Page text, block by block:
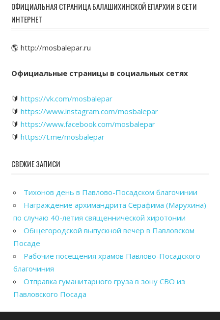
ОФИЦИАЛЬНАЯ СТРАНИЦА БАЛАШИХИНСКОЙ ЕПАРХИИ В СЕТИ
ИНТЕРНЕТ
🌎 http://mosbalepar.ru
Официальные страницы в социальных сетях
🔰 https://vk.com/mosbalepar
🔰 https://www.instagram.com/mosbalepar
🔰 https://www.facebook.com/mosbalepar
🔰 https://t.me/mosbalepar
СВЕЖИЕ ЗАПИСИ
Тихонов день в Павлово-Посадском благочинии
Награждение архимандрита Серафима (Марухина)
по случаю 40-летия священнической хиротонии
Общегородской выпускной вечер в Павловском
Посаде
Рабочие посещения храмов Павлово-Посадского
благочиния
Отправка гуманитарного груза в зону СВО из
Павловского Посада